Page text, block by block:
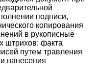
подписи,
копирования
в рукописные
штрихов; факта
путем травления
нанесения